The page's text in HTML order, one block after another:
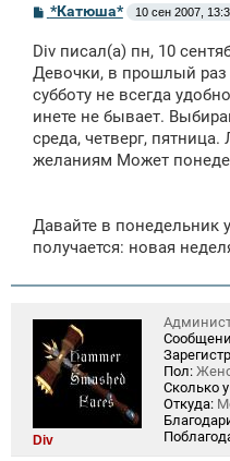
С
б
щ
н
и
*Катюша* 10 сен 2007,
Div писал(а) пн, 10
Девочки, в прошлый раз
субботу не всегда
инете не бывает.
среда, четверг,
желаниям Может
Давайте в понедельник
получается: новая
Div
Пол:
Сколько
Откуда: